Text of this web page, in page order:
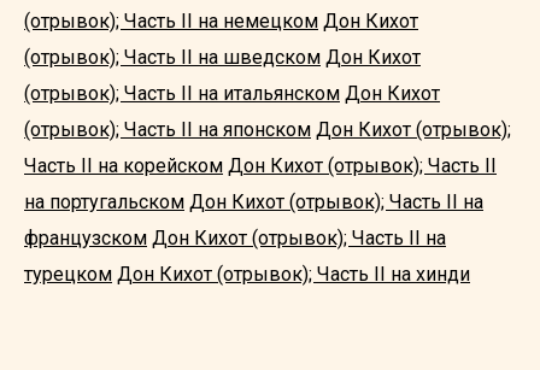
(отрывок); Часть II на немецком Дон Кихот
(отрывок); Часть II на шведском Дон Кихот
(отрывок); Часть II на итальянском Дон Кихот
(отрывок); Часть II на японском Дон Кихот (отрывок);
Часть II на корейском Дон Кихот (отрывок); Часть II
на португальском Дон Кихот (отрывок); Часть II на
французском Дон Кихот (отрывок); Часть II на
турецком Дон Кихот (отрывок); Часть II на хинди